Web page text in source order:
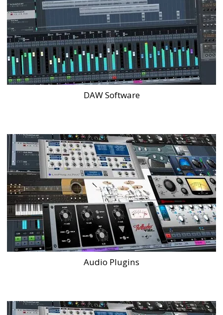
DAW Software
Audio Plugins